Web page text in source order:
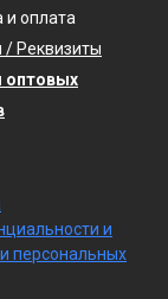
и оплата
/ Реквизиты
оптовых
и
персональных